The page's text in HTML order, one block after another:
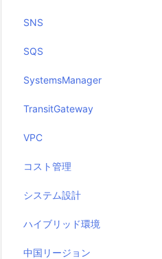
SNS
SQS
SystemsManager
TransitGateway
VPC
コスト管理
システム設計
ハイブリッド環境
中国リージョン